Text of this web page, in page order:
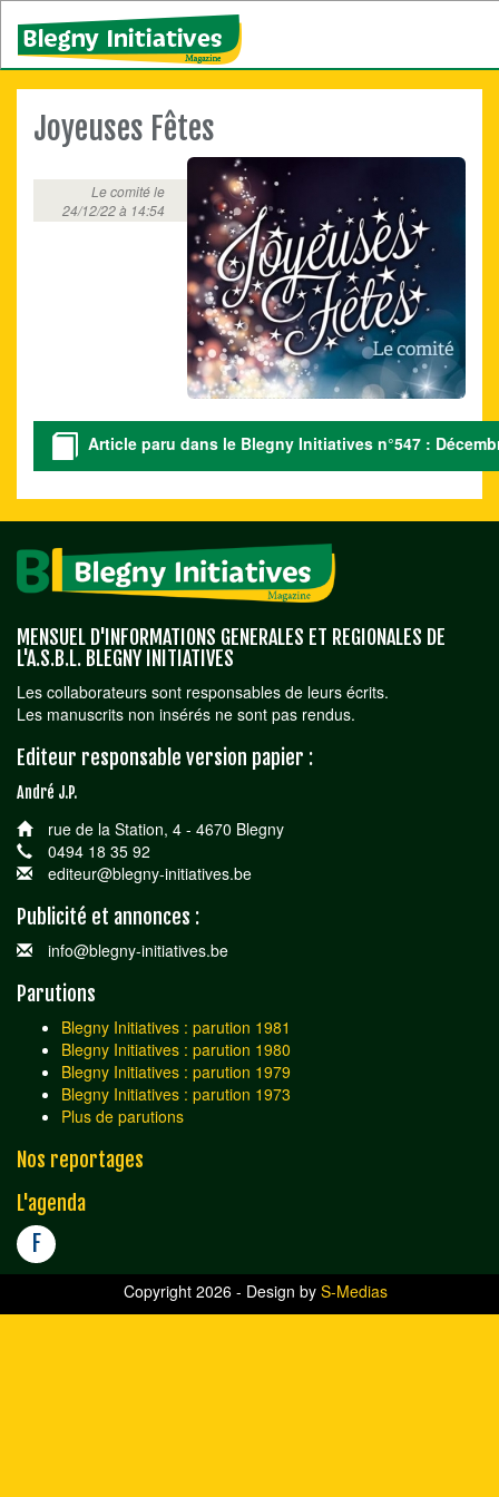
Joyeuses Fêtes
Le comité le
24/12/22 à 14:54
Article paru dans le Blegny Initiatives n°547 :
MENSUEL D'INFORMATIONS GENERALES ET REGIONALES DE
L'A.S.B.L. BLEGNY INITIATIVES
Les collaborateurs sont responsables de leurs écrits.
Les manuscrits non insérés ne sont pas rendus.
Editeur responsable version papier :
André J.P.
rue de la Station, 4 - 4670 Blegny
0494 18 35 92
editeur@blegny-initiatives.be
Publicité et annonces :
info@blegny-initiatives.be
Parutions
Blegny Initiatives : parution 1981
Blegny Initiatives : parution 1980
Blegny Initiatives : parution 1979
Blegny Initiatives : parution 1973
Plus de parutions
Nos reportages
L'agenda
F
Copyright 2026 - Design by S-Medias